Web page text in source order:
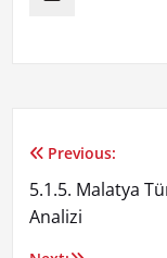
Yazı
gezinmesi
Previous:
5.1.5. Malatya
Analizi